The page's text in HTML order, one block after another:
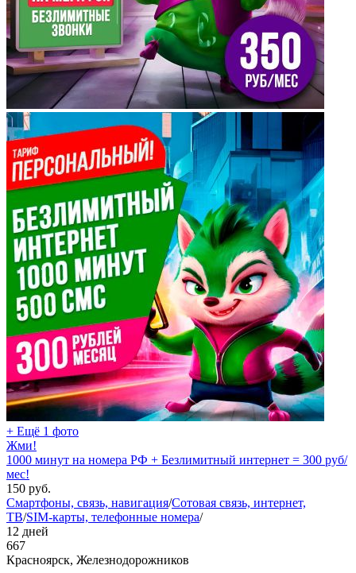
+ Ещё 1 фото
Жми!
1000 минут на номера РФ + Безлимитный интернет = 300 руб/
мес!
150 руб.
Смартфоны, связь, навигация/Сотовая связь, интернет,
ТВ/SIM-карты, телефонные номера/
12 дней
667
Красноярск, Железнодорожников